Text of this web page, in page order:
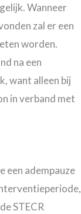
Wanneer
zal er een
worden.
na een
want alleen bij
in verband met
een adempauze
STECR